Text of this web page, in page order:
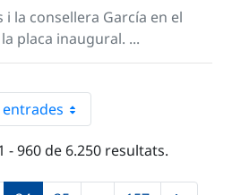
la consellera García en el
placa inaugural. ...
entrades
- 960 de 6.250 resultats.